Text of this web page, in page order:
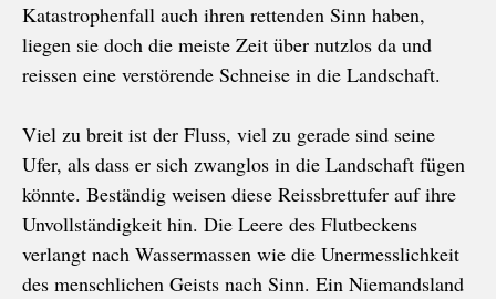
Katastrophenfall auch ihren rettenden Sinn haben,
liegen sie doch die meiste Zeit über nutzlos da und
reissen eine verstörende Schneise in die Landschaft.
Viel zu breit ist der Fluss, viel zu gerade sind seine
Ufer, als dass er sich zwanglos in die Landschaft fügen
könnte. Beständig weisen diese Reissbrettufer auf ihre
Unvollständigkeit hin. Die Leere des Flutbeckens
verlangt nach Wassermassen wie die Unermesslichkeit
des menschlichen Geists nach Sinn. Ein Niemandsland